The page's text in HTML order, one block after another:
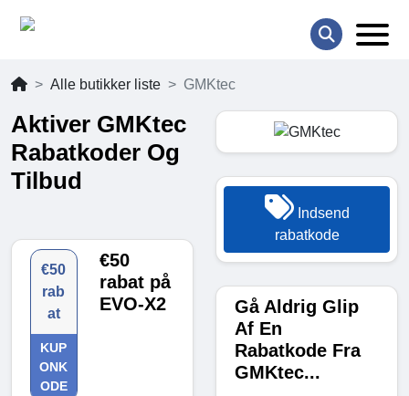
Alle butikker liste GMKtec
Aktiver GMKtec
Rabatkoder Og
Tilbud
€50
rab
at
KUP
ONK
ODE
€50
rabat på
EVO-X2
Indsend
rabatkode
Gå Aldrig Glip
Af En
Rabatkode Fra
GMKtec...